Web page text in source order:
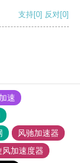
支持[0] 反对[0]
速
风驰加速器
风加速度器